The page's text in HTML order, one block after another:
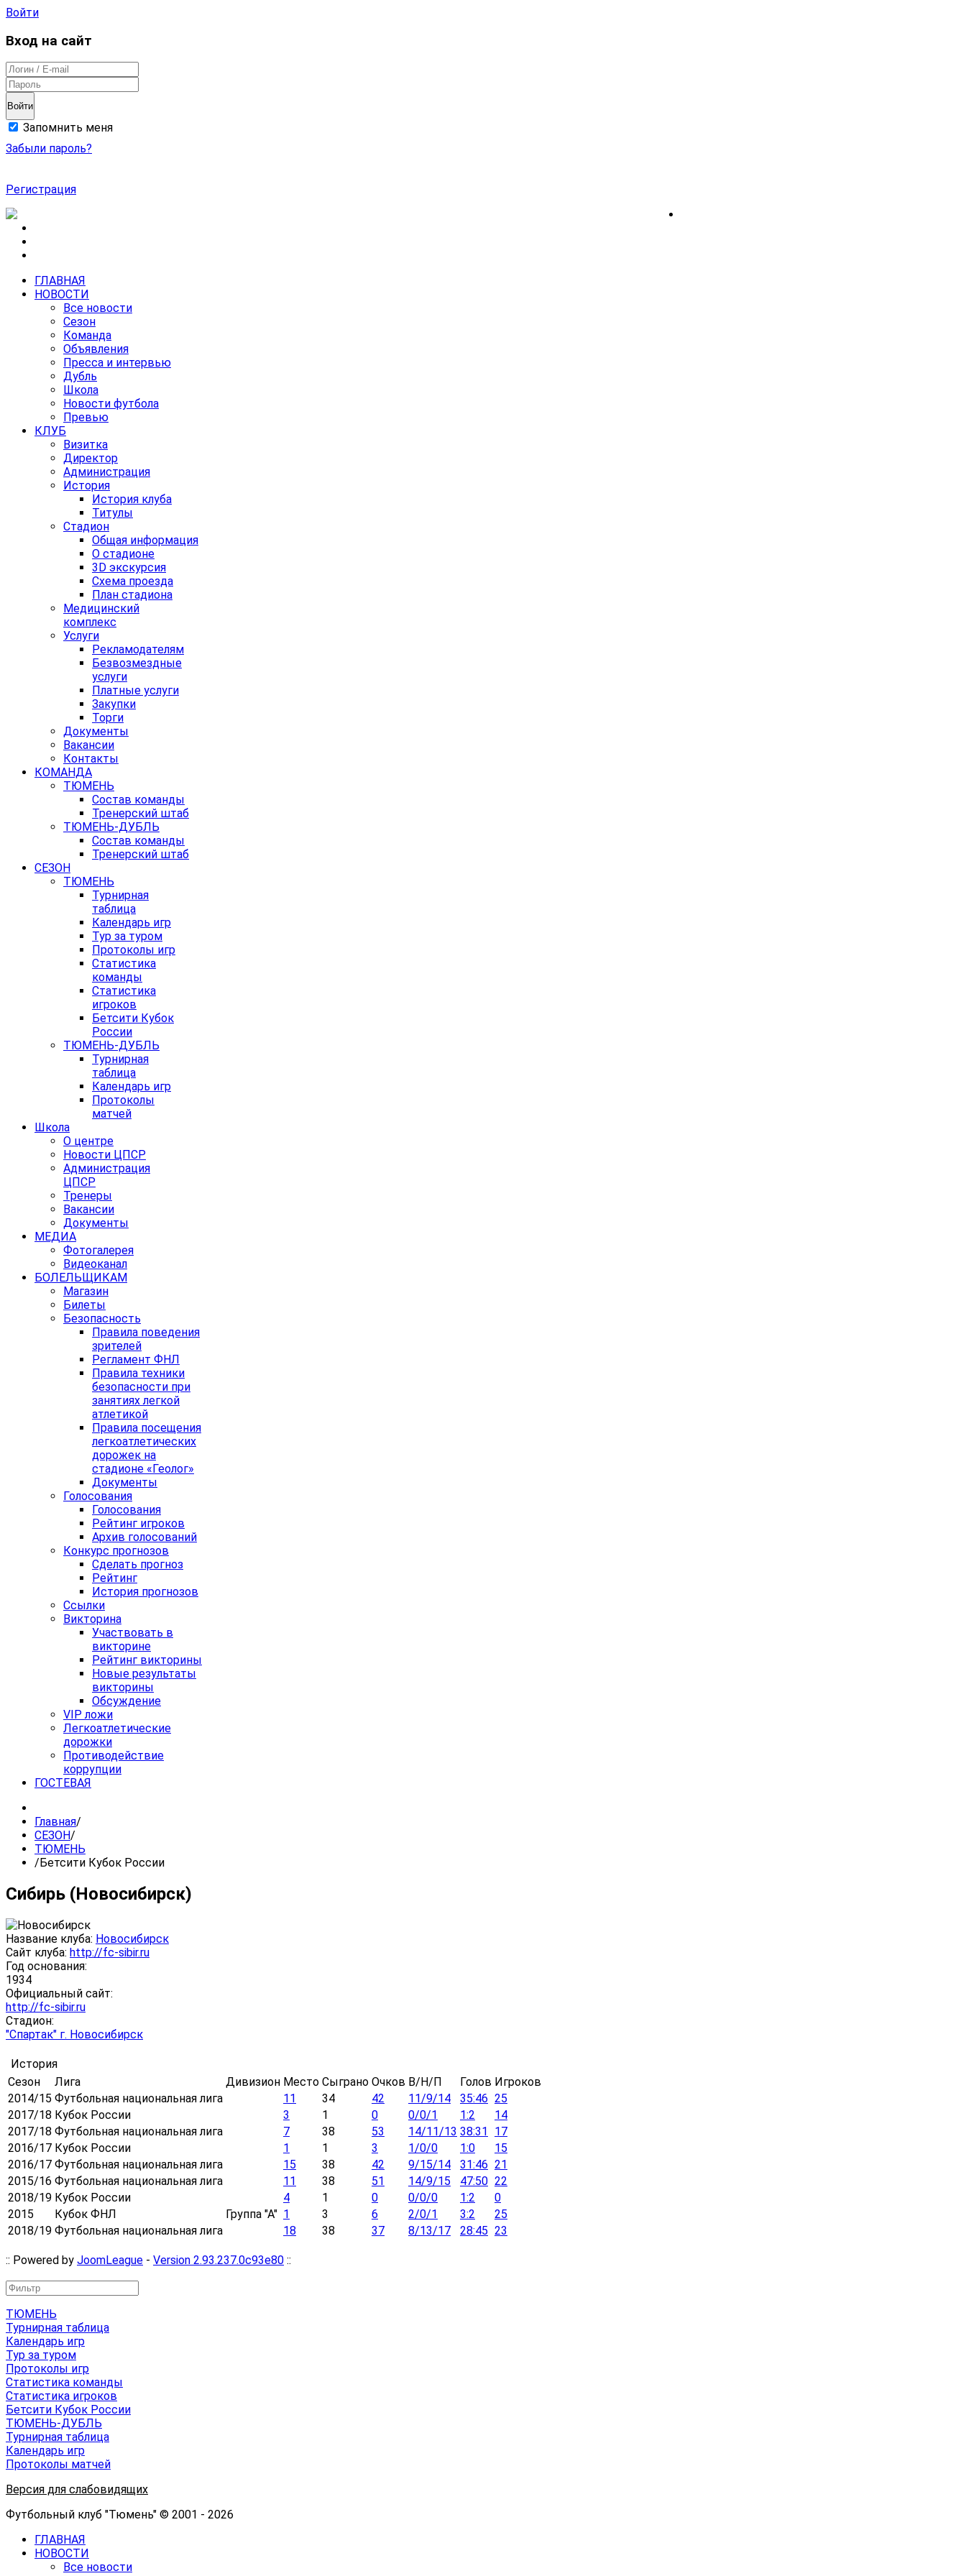
Войти
Вход на сайт
Войти
Запомнить меня
Забыли пароль?
Регистрация
ГЛАВНАЯ
НОВОСТИ
Все новости
Сезон
Команда
Объявления
Пресса и интервью
Дубль
Школа
Новости футбола
Превью
КЛУБ
Визитка
Директор
Администрация
История
История клуба
Титулы
Стадион
Общая информация
О стадионе
3D экскурсия
Схема проезда
План стадиона
Медицинский
комплекс
Услуги
Рекламодателям
Безвозмездные
услуги
Платные услуги
Закупки
Торги
Документы
Вакансии
Контакты
КОМАНДА
ТЮМЕНЬ
Состав команды
Тренерский штаб
ТЮМЕНЬ-ДУБЛЬ
Состав команды
Тренерский штаб
СЕЗОН
ТЮМЕНЬ
Турнирная
таблица
Календарь игр
Тур за туром
Протоколы игр
Статистика
команды
Статистика
игроков
Бетсити Кубок
России
ТЮМЕНЬ-ДУБЛЬ
Турнирная
таблица
Календарь игр
Протоколы
матчей
Школа
О центре
Новости ЦПСР
Администрация
ЦПСР
Тренеры
Вакансии
Документы
МЕДИА
Фотогалерея
Видеоканал
БОЛЕЛЬЩИКАМ
Магазин
Билеты
Безопасность
Правила поведения
зрителей
Регламент ФНЛ
Правила техники
безопасности при
занятиях легкой
атлетикой
Правила посещения
легкоатлетических
дорожек на
стадионе «Геолог»
Документы
Голосования
Голосования
Рейтинг игроков
Архив голосований
Конкурс прогнозов
Сделать прогноз
Рейтинг
История прогнозов
Ссылки
Викторина
Участвовать в
викторине
Рейтинг викторины
Новые результаты
викторины
Обсуждение
VIP ложи
Легкоатлетические
дорожки
Противодействие
коррупции
ГОСТЕВАЯ
Главная/
СЕЗОН/
ТЮМЕНЬ
/ Бетсити Кубок России
Сибирь (Новосибирск)
Название клуба: Новосибирск
Сайт клуба: http://fc-sibir.ru
Год основания:
1934
Официальный сайт:
http://fc-sibir.ru
Стадион:
"Спартак" г. Новосибирск
История
Сезон
Лига Дивизион Место Сыграно Очков В/Н/П Голов Игроков
2014/15 Футбольная национальная лига 11 34 42 11/9/14 35:46 25
2017/18 Кубок России 3 1 0 0/0/1 1:2
14
2017/18 Футбольная национальная лига 7 38 53 14/11/13 38:31
17
2016/17 Кубок России 1 1 3 1/0/0 1:0
15
2016/17 Футбольная национальная лига 15 38 42 9/15/14 31:46 21
2015/16 Футбольная национальная лига 11 38 51 14/9/15 47:50 22
2018/19 Кубок России 4 1 0 0/0/0 1:2
0
2015
Кубок ФНЛ Группа "А" 1 3 6 2/0/1 3:2
25
2018/19 Футбольная национальная лига 18 38 37 8/13/17 28:45 23
:: Powered by JoomLeague - Version 2.93.237.0c93e80 ::
ТЮМЕНЬ
Турнирная таблица
Календарь игр
Тур за туром
Протоколы игр
Статистика команды
Статистика игроков
Бетсити Кубок России
ТЮМЕНЬ-ДУБЛЬ
Турнирная таблица
Календарь игр
Протоколы матчей
Версия для слабовидящих
Футбольный клуб "Тюмень" © 2001 - 2026
ГЛАВНАЯ
НОВОСТИ
Все новости